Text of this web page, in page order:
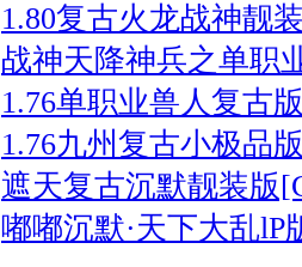
1.80复古火龙战神靓
战神天降神兵之单职
1.76单职业兽人复古
1.76九州复古小极品
遮天复古沉默靓装版
嘟嘟沉默·天下大乱